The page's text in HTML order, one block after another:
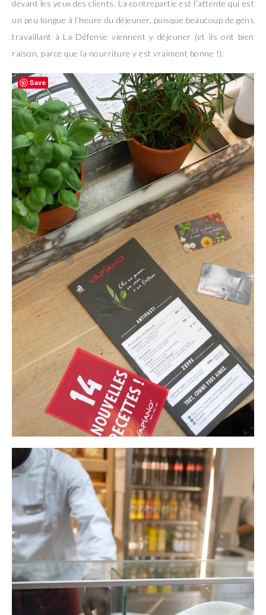
devant les yeux des clients. La contrepartie est l’attente qui est
un peu longue à l’heure du déjeuner, puisque beaucoup de gens
travaillant à La Défense viennent y déjeuner (et ils ont bien
raison, parce que la nourriture y est vraiment bonne !).
Save